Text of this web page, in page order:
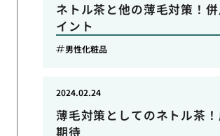
ネトル茶と他の薄毛対策！
イント
男性化粧品
薄毛対策としてのネトル茶
期待
2024.02.24